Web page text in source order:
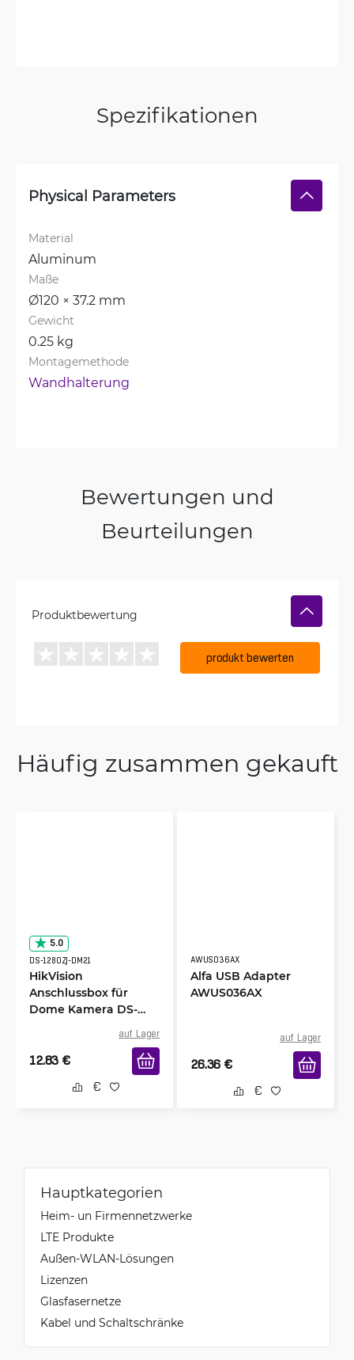
Spezifikationen
Physical Parameters
Material
Aluminum
Maße
Ø120 × 37.2 mm
Gewicht
0.25 kg
Montagemethode
Wandhalterung
Bewertungen und
Beurteilungen
Produktbewertung
produkt bewerten
Häufig zusammen gekauft
5.0
DS-1280ZJ-DM21
HikVision
Anschlussbox für
Dome Kamera DS-
auf Lager
12.83 €
AWUS036AX
Alfa USB Adapter
AWUS036AX
auf Lager
26.36 €
Hauptkategorien
Heim- un Firmennetzwerke
LTE Produkte
Außen-WLAN-Lösungen
Lizenzen
Glasfasernetze
Kabel und Schaltschränke